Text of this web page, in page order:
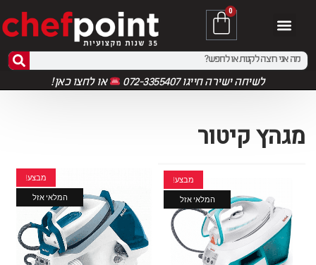
0
לשיחה ישירה חייגו 072-3355407 אולחצו כאן!
מגהץ קיטור
מבצע!
המלאי אזל
מבצע!
המלאי אזל